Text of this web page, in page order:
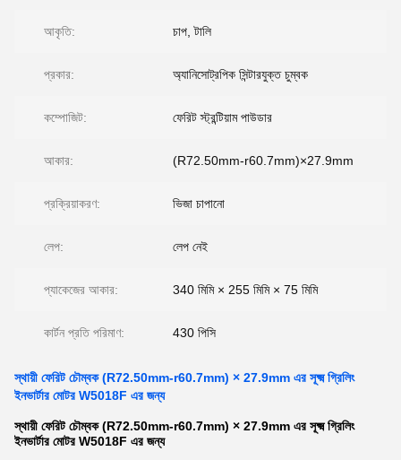
আকৃতি: চাপ, টালি
প্রকার: অ্যানিসোট্রপিক সিন্টারযুক্ত চুম্বক
কম্পোজিট: ফেরিট স্ট্রন্টিয়াম পাউডার
আকার: (R72.50mm-r60.7mm)×27.9mm
প্রক্রিয়াকরণ: ভিজা চাপানো
লেপ: লেপ নেই
প্যাকেজের আকার: 340 মিমি × 255 মিমি × 75 মিমি
কার্টন প্রতি পরিমাণ: 430 পিসি
স্থায়ী ফেরিট চৌম্বক (R72.50mm-r60.7mm) × 27.9mm এর সূক্ষ্ম গ্রিলিং
ইনভার্টার মোটর W5018F এর জন্য
স্থায়ী ফেরিট চৌম্বক (R72.50mm-r60.7mm) × 27.9mm এর সূক্ষ্ম গ্রিলিং
ইনভার্টার মোটর W5018F এর জন্য